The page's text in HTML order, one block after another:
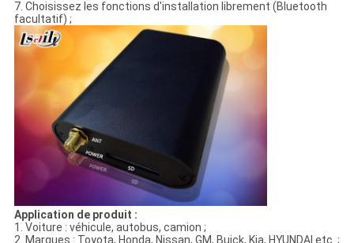
7. Choisissez les fonctions d'installation librement (Bluetooth
facultatif) ;
Application de produit :
1. Voiture : véhicule, autobus, camion ;
2. Marques : Toyota, Honda, Nissan, GM, Buick, Kia, HYUNDAI etc. ;